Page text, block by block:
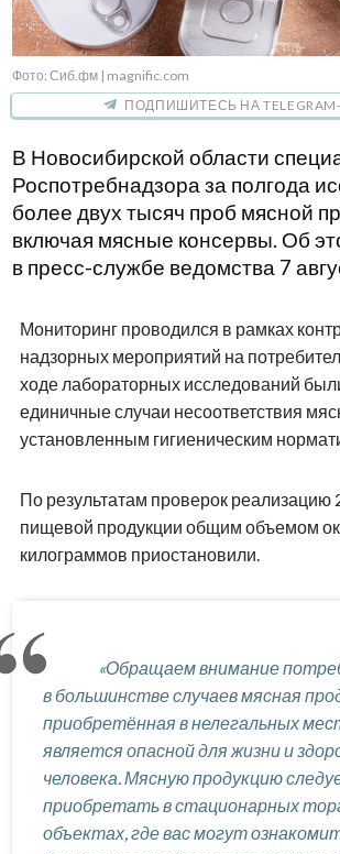
Фото: Сиб.фм | magnific.com
ПОДПИШИТЕСЬ НА
В Новосибирской области
Роспотребнадзора за полгода
более двух тысяч проб мясной
включая мясные консервы. Об
в пресс-службе ведомства 7
Мониторинг проводился в рамках
надзорных мероприятий на
ходе лабораторных исследований
единичные случаи несоответствия
установленным гигиеническим
По результатам проверок реализацию
пищевой продукции общим объемом
килограммов приостановили.
«Обращаем внимание
в большинстве случаев мясная
приобретённая в нелегальных
является опасной для жизни и
человека. Мясную продукцию
приобретать в стационарных
объектах, где вас могут